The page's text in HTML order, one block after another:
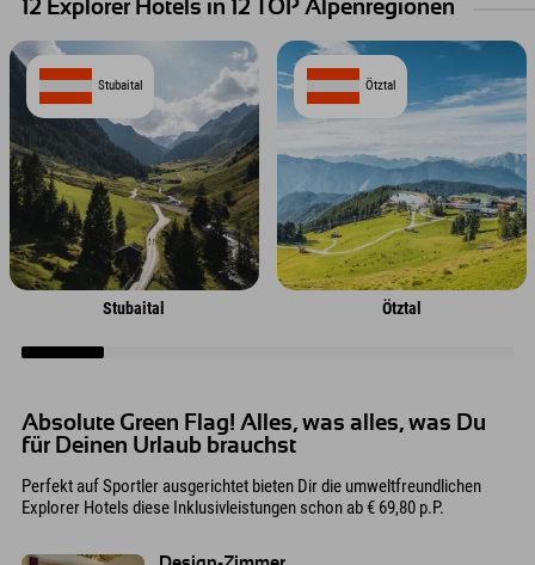
12 Explorer Hotels in 12 TOP Alpenregionen
Stubaital
Stubaital
Ötztal
Ötztal
Absolute Green Flag! Alles, was alles, was Du
für Deinen Urlaub brauchst
Perfekt auf Sportler ausgerichtet bieten Dir die umweltfreundlichen
Explorer Hotels diese Inklusivleistungen schon ab € 69,80 p.P.